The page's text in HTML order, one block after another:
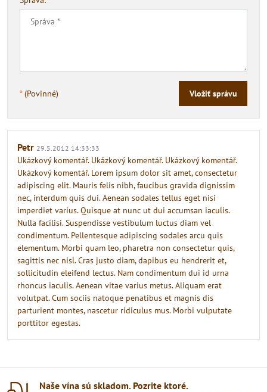
*(Povinné) Vložiť správu
Petr 29.5.2012 14:33:33
Ukázkový komentář. Ukázkový komentář. Ukázkový komentář.
Ukázkový komentář. Lorem ipsum dolor sit amet, consectetur
adipiscing elit. Mauris felis nibh, faucibus gravida dignissim
nec, interdum quis dui. Aenean sodales tellus eget nisi
imperdiet varius. Quisque at nunc ut dui accumsan iaculis.
Nulla facilisi. Suspendisse vestibulum luctus diam vel
condimentum. Pellentesque adipiscing sodales arcu quis
elementum. Morbi quam leo, pharetra non consectetur quis,
sagittis nec nisl. Cras justo diam, dapibus eu hendrerit et,
sollicitudin eleifend lectus. Nam condimentum dui id urna
rhoncus iaculis. Aenean vitae varius metus. Aliquam erat
volutpat. Cum sociis natoque penatibus et magnis dis
parturient montes, nascetur ridiculus mus. Morbi vulputate
porttitor egestas.
Naše vína sú skladom​. Pozrite ktoré​.